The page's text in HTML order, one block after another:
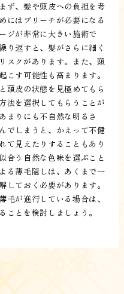
ず、髪や頭皮への負担を考
にはブリーチが必要になる
ジが非常に大きい施術で
り返すと、髪がさらに細く
スクがあります。また、頭
こす可能性も高まります。
頭皮の状態を見極めてもら
法を選択してもらうことが
まりにも不自然な明るさ
でしまうと、かえって不健
て見えたりすることもあり
合う自然な色味を選ぶこと
る薄毛隠しは、あくまで一
しておく必要があります。
毛が進行している場合は、
ことを検討しましょう。